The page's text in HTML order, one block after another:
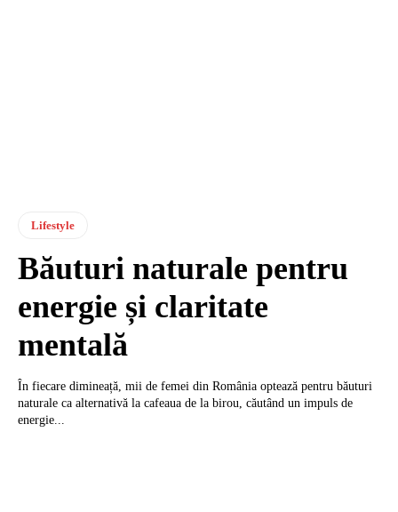
Lifestyle
Băuturi naturale pentru
energie și claritate
mentală
În fiecare dimineață, mii de femei din România optează pentru băuturi
naturale ca alternativă la cafeaua de la birou, căutând un impuls de
energie...